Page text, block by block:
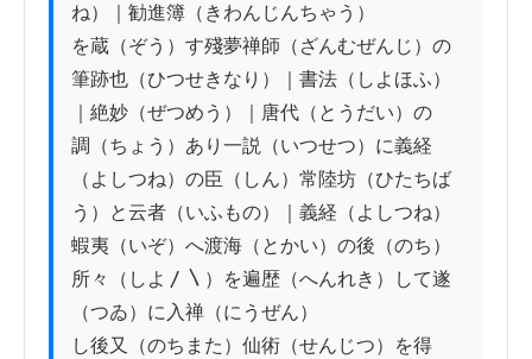
ね）｜勧進簿（きわんじんちゃう）
を蔵（ぞう）す殘夢禅師（ざんむぜんじ）の
筆跡也（ひつせきなり）｜書法（しよほふ）
｜絶妙（ぜつめう）｜唐代（とうだい）の
調（ちょう）あり一説（いつせつ）に義経
（よしつね）の臣（しん）常陸坊（ひたちば
う）と云者（いふもの）｜義経（よしつね）
蝦夷（いぞ）へ渡海（とかい）の後（のち）
所々（しよ〳〵）を遍歴（へんれき）して遂
（つゐ）に入禅（にうぜん）
し後又（のちまた）仙術（せんじつ）を得